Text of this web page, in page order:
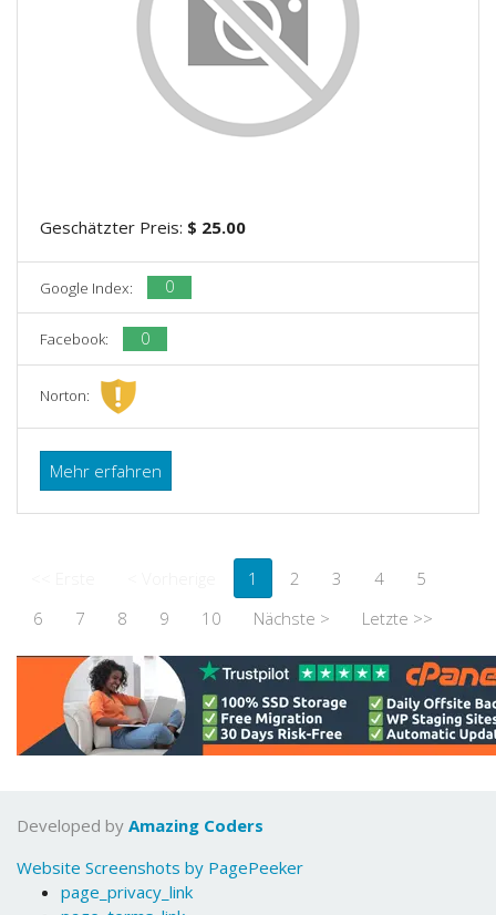
Geschätzter Preis: $ 25.00
Google Index: 0
Facebook: 0
Norton:
Mehr erfahren
1 2 3 4
5
6
7 8 9 10 Nächste > Letzte >>
Developed by Amazing Coders
Website Screenshots by PagePeeker
page_privacy_link